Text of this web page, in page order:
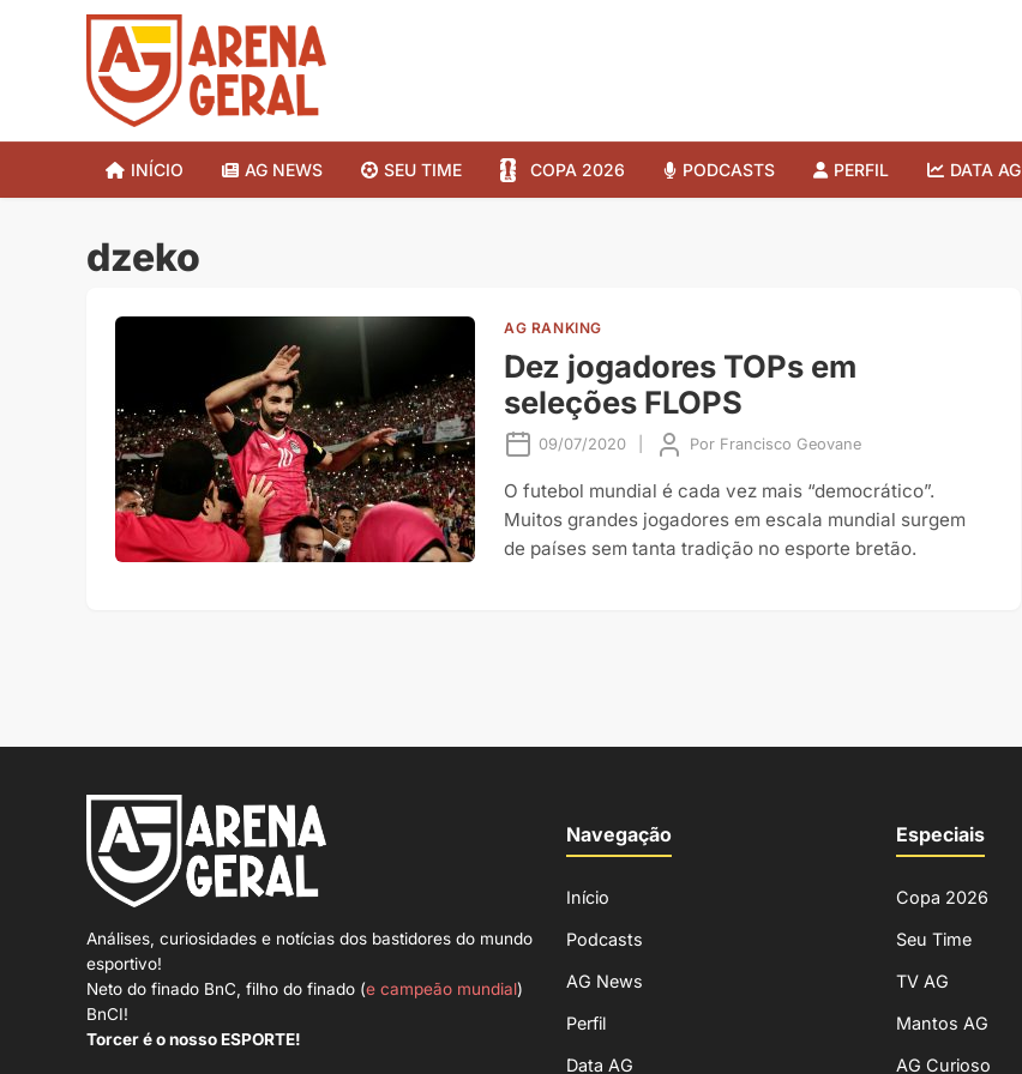
INÍCIO AG NEWS SEU TIME COPA 2026 PODCASTS PERFIL DATA AG
dzeko
AG RANKING
Dez jogadores TOPs em
seleções FLOPS
09/07/2020 Por Francisco Geovane
O futebol mundial é cada vez mais “democrático”.
Muitos grandes jogadores em escala mundial surgem
de países sem tanta tradição no esporte bretão.
Análises, curiosidades e notícias dos bastidores do mundo
esportivo!
Neto do finado BnC, filho do finado (e campeão mundial)
BnCI!
Torcer é o nosso ESPORTE!
Navegação
Início
Podcasts
AG News
Perfil
Data AG
Especiais
Copa 2026
Seu Time
TV AG
Mantos AG
AG Curioso